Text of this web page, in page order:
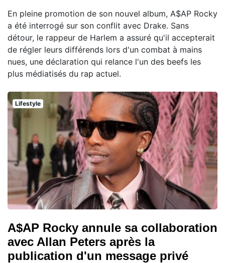
En pleine promotion de son nouvel album, A$AP Rocky
a été interrogé sur son conflit avec Drake. Sans
détour, le rappeur de Harlem a assuré qu'il accepterait
de régler leurs différends lors d'un combat à mains
nues, une déclaration qui relance l'un des beefs les
plus médiatisés du rap actuel.
Lifestyle
A$AP Rocky annule sa collaboration
avec Allan Peters après la
publication d'un message privé